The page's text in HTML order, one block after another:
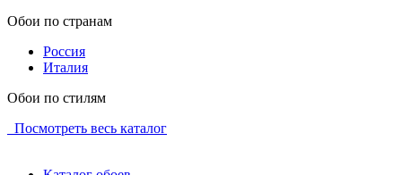
Обои по странам
Россия
Италия
Обои по стилям
Посмотреть весь каталог